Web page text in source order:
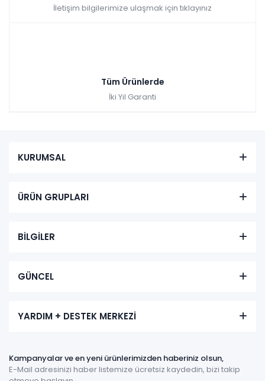
İletişim bilgilerimize ulaşmak için tıklayınız
Tüm Ürünlerde
İki Yıl Garanti
KURUMSAL
ÜRÜN GRUPLARI
BİLGİLER
GÜNCEL
YARDIM + DESTEK MERKEZİ
Kampanyalar ve en yeni ürünlerimizden haberiniz olsun,
E-Mail adresinizi haber listemize ücretsiz kaydedin, bizi takip